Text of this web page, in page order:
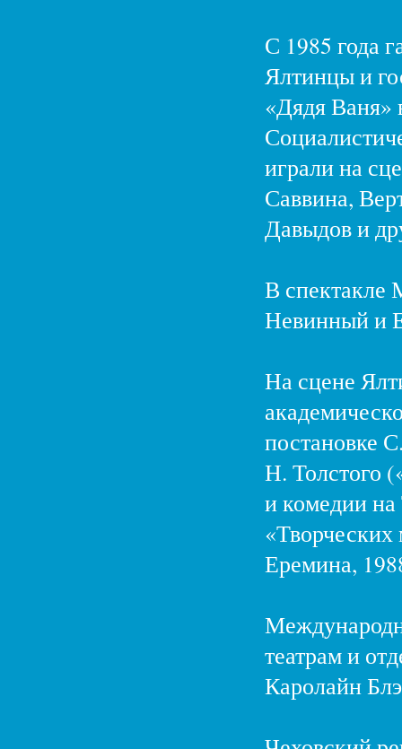
С 1985 года
Ялтинцы и
«Дядя Ваня»
играли на
Саввина,
Давыдов и
В спектакле
Невинный и
На сцене
постановке
Н. Толстого
и комедии
Еремина,
театрам и
Каролайн